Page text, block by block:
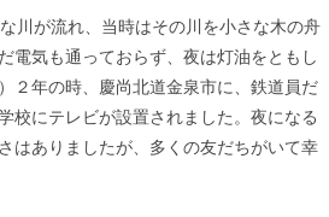
川が流れ、当時はその川を小さな木の舟
電気も通っておらず、夜は灯油をともし
２年の時、慶尚北道金泉市に、鉄道員だ
校にテレビが設置されました。夜になる
はありましたが、多くの友だちがいて幸